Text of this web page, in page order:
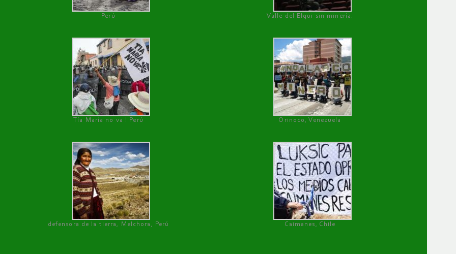
Perú Valle del Elqui sin minería.
Tía María no va ! Perú Orinoco, Venezuela
defensora de la tierra, Melchora, Perú Caimanes, Chile